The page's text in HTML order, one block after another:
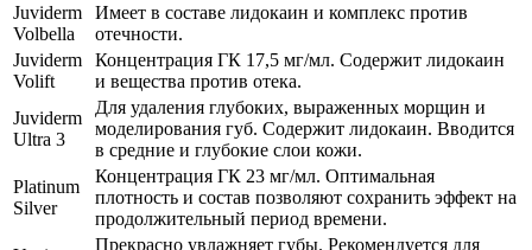
Juviderm
Volbella
Имеет в составе лидокаин и комплекс против
отечности.
Juviderm
Volift
Концентрация ГК 17,5 мг/мл. Содержит лидокаин
и вещества против отека.
Juviderm
Ultra 3
Для удаления глубоких, выраженных морщин и
моделирования губ. Содержит лидокаин. Вводится
в средние и глубокие слои кожи.
Platinum
Silver
Концентрация ГК 23 мг/мл. Оптимальная
плотность и состав позволяют сохранить эффект на
продолжительный период времени.
Прекрасно увлажняет губы. Рекомендуется для